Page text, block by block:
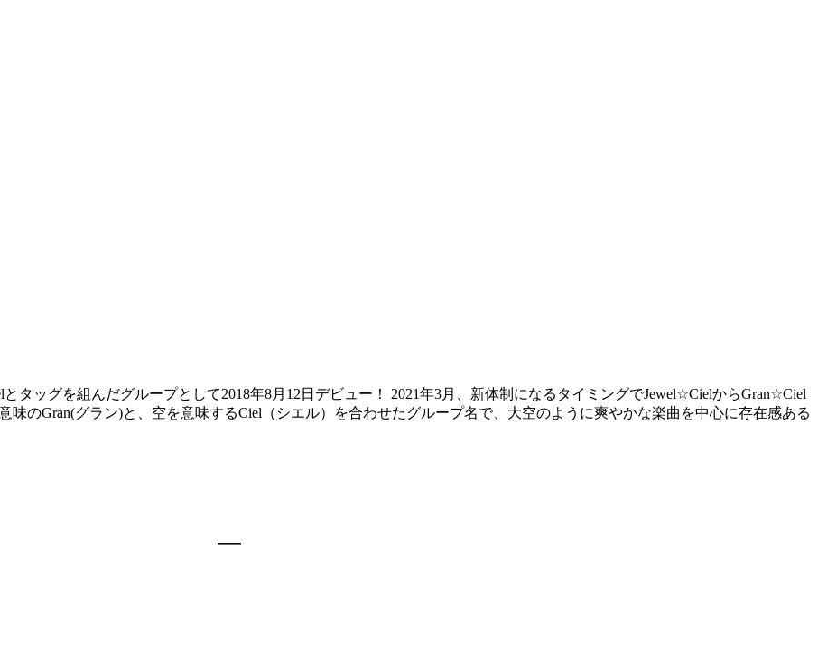
タッグを組んだグループとして2018年8月12日デビュー！ 2021年3月、新体制になるタイミングでJewel☆CielからGran☆Ciel
のGran(グラン)と、空を意味するCiel（シエル）を合わせたグループ名で、大空のように爽やかな楽曲を中心に存在感ある